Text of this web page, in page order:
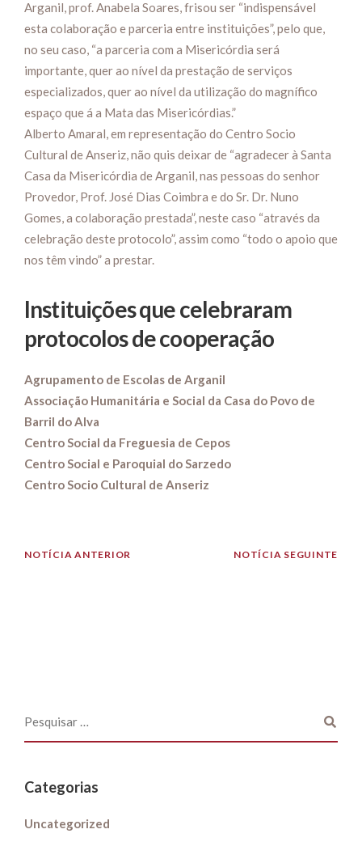
Arganil, prof. Anabela Soares, frisou ser “indispensável
esta colaboração e parceria entre instituições”, pelo que,
no seu caso, “a parceria com a Mise­ricórdia será
importante, quer ao nível da prestação de ser­viços
especializados, quer ao nível da utilização do magní­fico
espaço que á a Mata das Misericórdias.”
Alberto Amaral, em re­presentação do Centro Socio
Cultural de Anseriz, não quis deixar de “agradecer à Santa
Casa da Misericórdia de Arga­nil, nas pessoas do senhor
Pro­vedor, Prof. José Dias Coimbra e do Sr. Dr. Nuno
Gomes, a colaboração prestada”, neste caso “através da
celebração deste protocolo”, assim como “todo o apoio que
nos têm vin­do” a prestar.
Instituições que celebraram
protocolos de cooperação
Agrupamento de Escolas de Arganil
Associação Humanitária e Social da Casa do Povo de
Barril do Alva
Centro Social da Freguesia de Cepos
Centro Social e Paroquial do Sarzedo
Centro Socio Cultural de Anseriz
NOTÍCIA ANTERIOR NOTÍCIA SEGUINTE
Categorias
Uncategorized